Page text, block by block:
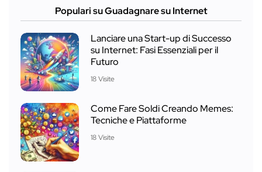
Populari su Guadagnare su Internet
Lanciare una Start-up di Successo
su Internet: Fasi Essenziali per il
Futuro
18 Visite
Come Fare Soldi Creando Memes:
Tecniche e Piattaforme
18 Visite